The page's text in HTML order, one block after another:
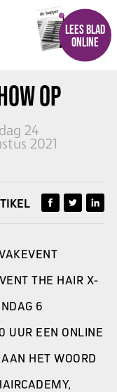
LEES BLAD
ONLINE
OP
24
2021
THE HAIR X-
6
UUR EEN ONLINE
HET WOORD